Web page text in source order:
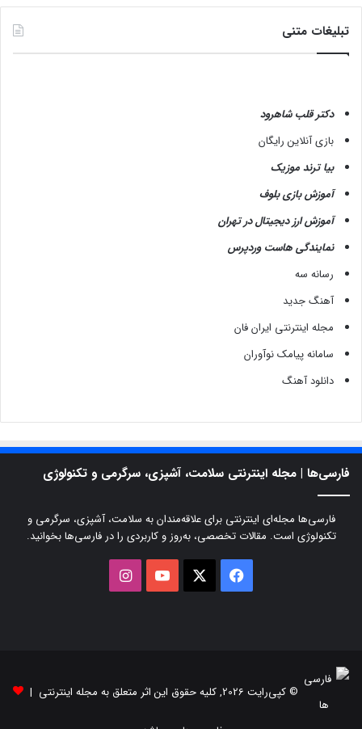
تبلیغات متنی
دکتر قلب شاهرود
بازی آنلاین رایگان
بیا ترند موزیک
آموزش بازی بلوف
آموزش ارز دیجیتال در تهران
نمایندگی هاست وردپرس
رسانه سه
آهنگ جدید
مجله اینترنتی ایران فان
سامانه پیامک نوآوران
دانلود آهنگ
فارسی‌ها | مجله اینترنتی سلامت، آشپزی، سرگرمی و تکنولوژی
فارسی‌ها مجله‌ای اینترنتی برای علاقه‌مندان به سلامت، آشپزی، سرگرمی و
تکنولوژی است. مقالات تخصصی، به‌روز و کاربردی را در فارسی‌ها بخوانید.
فیسبوک یوتیوب
© کپی‌رایت 2026, کلیه حقوق این اثر متعلق به مجله اینترنتی |